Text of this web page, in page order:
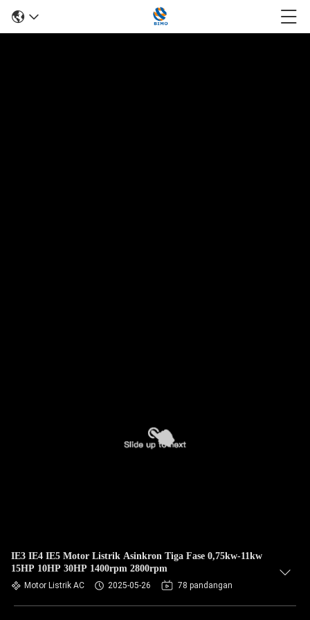
IE3 IE4 IE5 Motor Listrik Asinkron Tiga Fase 0,75kw-11kw
15HP 10HP 30HP 1400rpm 2800rpm
Motor Listrik AC 2025-05-26 78 pandangan